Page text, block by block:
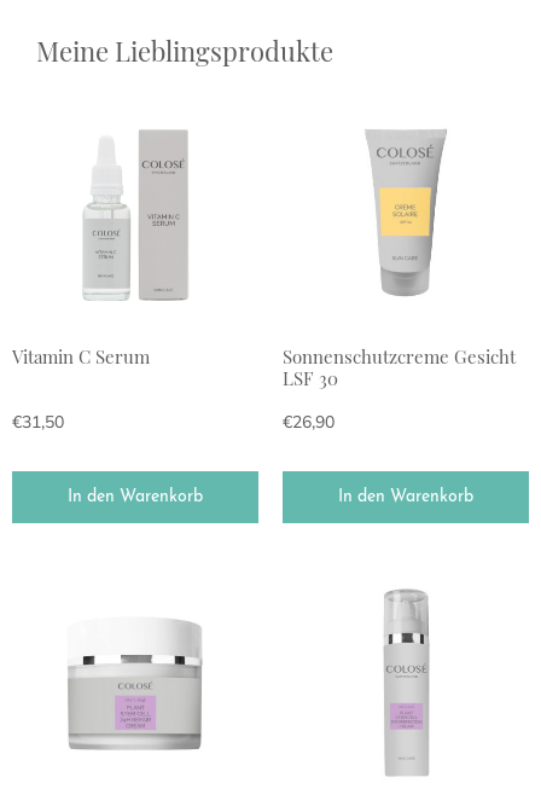
Meine Lieblingsprodukte
Vitamin C Serum
€31,50
In den Warenkorb
Sonnenschutzcreme Gesicht
LSF 30
€26,90
In den Warenkorb